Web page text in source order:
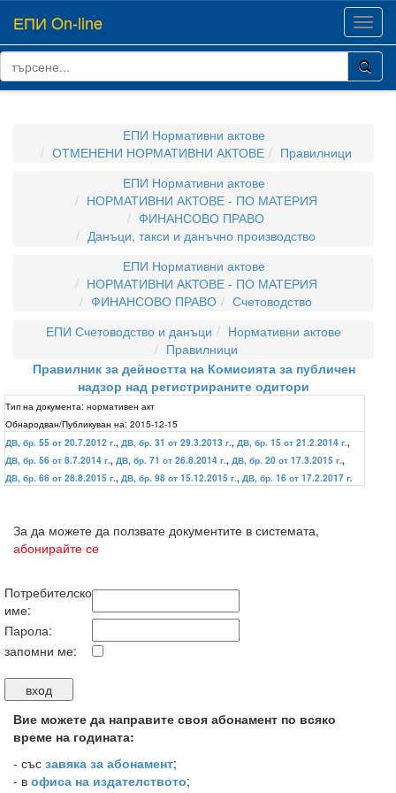
ЕПИ On-line
ЕПИ Нормативни актове
ОТМЕНЕНИ НОРМАТИВНИ АКТОВЕ
Правилници
ЕПИ Нормативни актове
НОРМАТИВНИ АКТОВЕ - ПО МАТЕРИЯ
ФИНАНСОВО ПРАВО
Данъци, такси и данъчно производство
ЕПИ Нормативни актове
НОРМАТИВНИ АКТОВЕ - ПО МАТЕРИЯ
ФИНАНСОВО ПРАВО
Счетоводство
ЕПИ Счетоводство и данъци
Нормативни актове
Правилници
Правилник за дейността на Комисията за публичен
надзор над регистрираните одитори
Тип на документа: нормативен акт
Обнародван/Публикуван на: 2015-12-15
ДВ, бр. 55 от 20.7.2012 г., ДВ, бр. 31 от 29.3.2013 г., ДВ, бр. 15 от 21.2.2014 г.,
ДВ, бр. 56 от 8.7.2014 г., ДВ, бр. 71 от 26.8.2014 г., ДВ, бр. 20 от 17.3.2015 г.,
ДВ, бр. 66 от 28.8.2015 г., ДВ, бр. 98 от 15.12.2015 г., ДВ, бр. 16 от 17.2.2017 г.
За да можете да ползвате документите в системата,
абонирайте се
Потребителско
име:
Парола:
запомни ме:
Вие можете да направите своя абонамент по всяко
време на годината:
- със завяка за абонамент;
- в офиса на издателството;